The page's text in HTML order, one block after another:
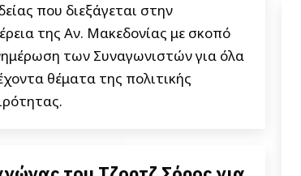
που διεξάγεται στην
της Αν. Μακεδονίας με σκοπό
των Συναγωνιστών για όλα
θέματα της πολιτικής